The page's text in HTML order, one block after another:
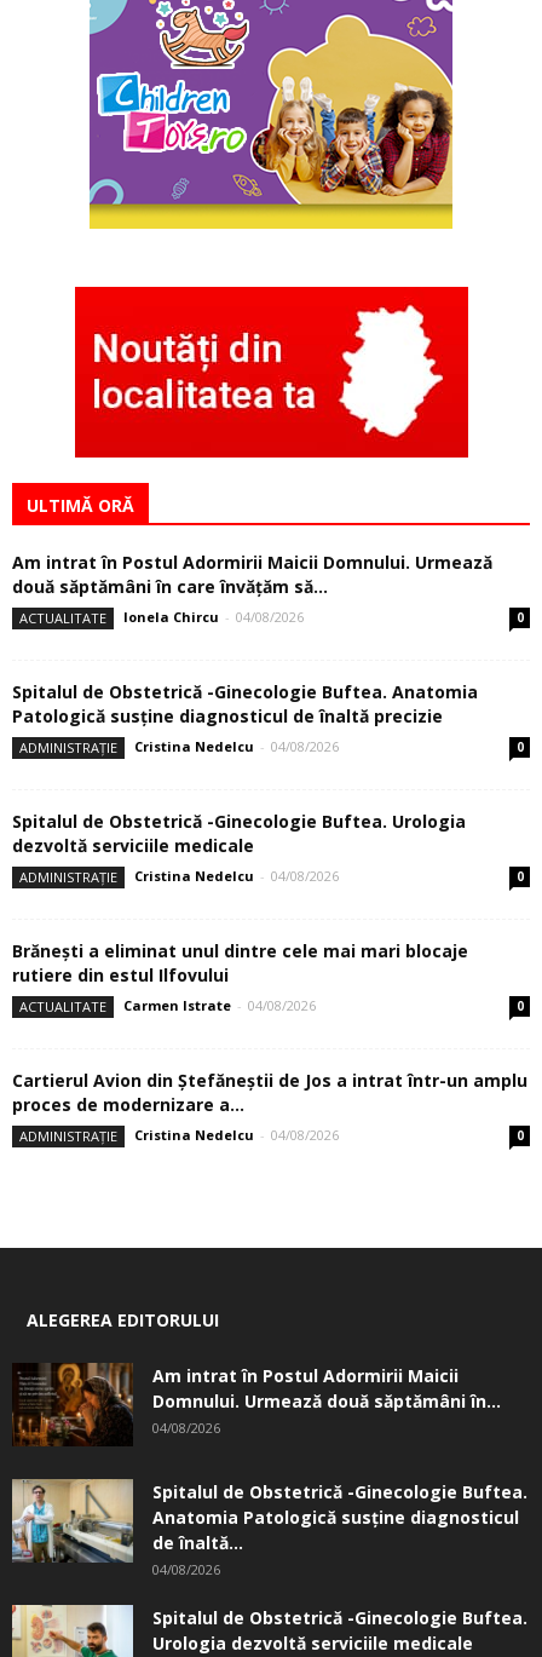
ULTIMĂ ORĂ
Am intrat în Postul Adormirii Maicii Domnului. Urmează
două săptămâni în care învăţăm să...
ACTUALITATE Ionela Chircu - 04/08/2026 0
Spitalul de Obstetrică -Ginecologie Buftea. Anatomia
Patologică susţine diagnosticul de înaltă precizie
ADMINISTRAȚIE Cristina Nedelcu - 04/08/2026 0
Spitalul de Obstetrică -Ginecologie Buftea. Urologia
dezvoltă serviciile medicale
ADMINISTRAȚIE Cristina Nedelcu - 04/08/2026 0
Brănești a eliminat unul dintre cele mai mari blocaje
rutiere din estul Ilfovului
ACTUALITATE Carmen Istrate - 04/08/2026 0
Cartierul Avion din Ştefăneştii de Jos a intrat într-un amplu
proces de modernizare a...
ADMINISTRAȚIE Cristina Nedelcu - 04/08/2026 0
ALEGEREA EDITORULUI
Am intrat în Postul Adormirii Maicii
Domnului. Urmează două săptămâni în...
04/08/2026
Spitalul de Obstetrică -Ginecologie Buftea.
Anatomia Patologică susţine diagnosticul
de înaltă...
04/08/2026
Spitalul de Obstetrică -Ginecologie Buftea.
Urologia dezvoltă serviciile medicale